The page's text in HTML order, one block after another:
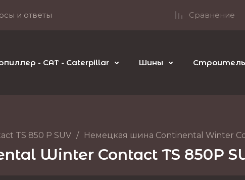
и ответы Сравнение
- CAT - Caterpillar Шины
TS 850 P SUV / Немецкая шина Continental Winter
Winter Contact TS 850P